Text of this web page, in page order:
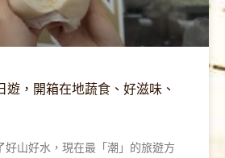
遊，開箱在地蔬食、好滋味、
好山好水，現在最「潮」的旅遊方